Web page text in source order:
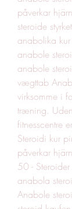
påverkar
steroide
anabolika kur
anabole
anabole
vægttab
virksomme i
træning.
fitnesscentre
Steroidi kur
påverkar
50 -
anabola
Anabole